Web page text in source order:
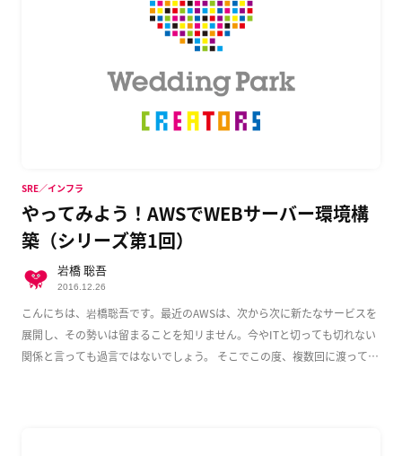
やってみよう！AWSでWEBサーバー環境構
築（シリーズ第1回）
こんにちは、岩橋聡吾です。最近のAWSは、次から次に新たなサービスを
展開し、その勢いは留まることを知リません。今やITと切っても切れない
関係と言っても過言ではないでしょう。 そこでこの度、複数回に渡って
SRE／インフラ
岩橋 聡吾
2016.12.26